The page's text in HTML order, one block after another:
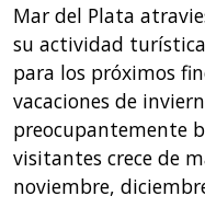
Mar del Plata
su actividad
para los próximos
vacaciones de
preocupantemente
visitantes crece de
noviembre,